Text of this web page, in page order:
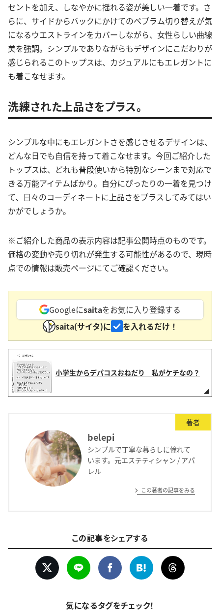
セントを加え、しなやかに揺れる姿が美しい一着です。さ
らに、サイドからバックにかけてのペプラム切り替えが気
になるウエストラインをカバーしながら、女性らしい曲線
美を強調。シンプルでありながらもデザインにこだわりが
感じられるこのトップスは、カジュアルにもエレガントに
も着こなせます。
洗練された上品さをプラス。
シンプルな中にもエレガントさを感じさせるデザインは、
どんな日でも自信を持って着こなせます。今回ご紹介した
トップスは、どれも普段使いから特別なシーンまで対応で
きる万能アイテムばかり。自分にぴったりの一着を見つけ
て、日々のコーディネートに上品さをプラスしてみてはい
かがでしょうか。
※ご紹介した商品の表示内容は記事公開時点のものです。
価格の変動や売り切れが発生する可能性があるので、現時
点での情報は販売ページにてご確認ください。
Googleにsaitaをお気に入り登録する
saita(サイタ)に
を入れるだけ！
小学生からデパコスおねだり 私がケチなの？
著者
belepi
シンプルで丁寧な暮らしに憧れて
います。元エステティシャン / アパ
レル
この著者の記事をみる
この記事をシェアする
気になるタグをチェック！